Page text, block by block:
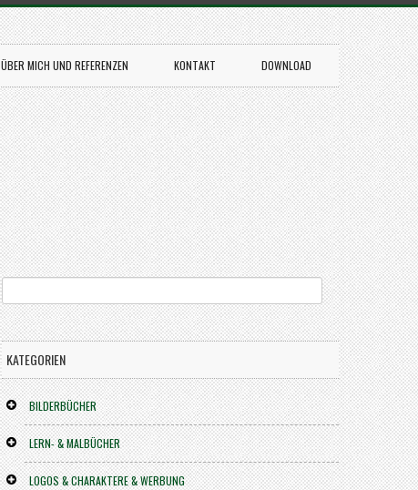
ÜBER MICH UND REFERENZEN KONTAKT DOWNLOAD
KATEGORIEN
BILDERBÜCHER
LERN- & MALBÜCHER
LOGOS & CHARAKTERE & WERBUNG